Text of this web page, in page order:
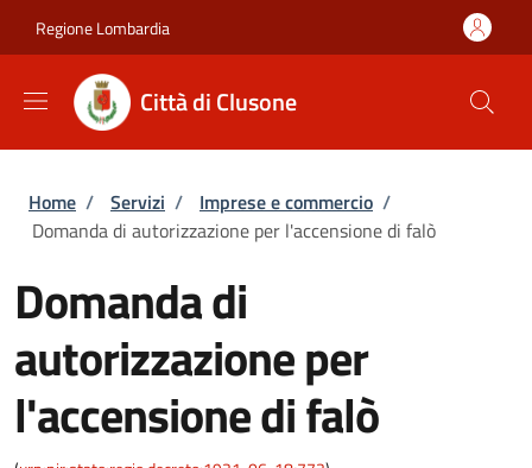
Regione Lombardia
Città di Clusone
Briciole di pane
Home / Servizi / Imprese e commercio /
Domanda di autorizzazione per l'accensione di falò
Domanda di
autorizzazione per
l'accensione di falò